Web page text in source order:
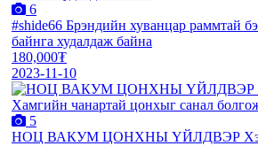
6
#shide66 Брэндийн хуванцар раммтай
байнга худалдаж байна
180,000₮
2023-11-10
5
НОЦ ВАКУМ ЦОНХНЫ ҮЙЛДВЭР